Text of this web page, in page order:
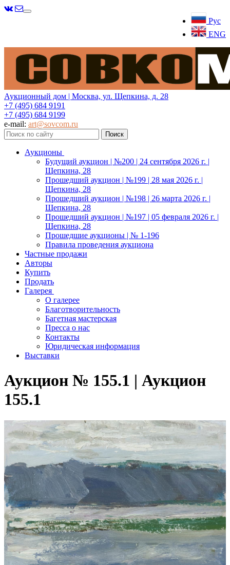
Рус
ENG
Меню
Аукционный дом | Москва, ул. Щепкина, д. 28
+7 (495) 684 9191
+7 (495) 684 9199
e-mail: art@sovcom.ru
Аукционы
Будущий аукцион | №200 | 24 сентября 2026 г. |
Щепкина, 28
Прошедший аукцион | №199 | 28 мая 2026 г. |
Щепкина, 28
Прошедший аукцион | №198 | 26 марта 2026 г. |
Щепкина, 28
Прошедший аукцион | №197 | 05 февраля 2026 г. |
Щепкина, 28
Прошедшие аукционы | № 1-196
Правила проведения аукциона
Частные продажи
Авторы
Купить
Продать
Галерея
О галерее
Благотворительность
Багетная мастерская
Пресса о нас
Контакты
Юридическая информация
Выставки
Аукцион № 155.1 | Аукцион
155.1